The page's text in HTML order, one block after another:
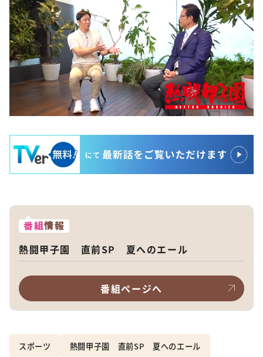
番組情報
熱闘甲子園 直前SP 夏へのエール
番組ページへ
スポーツ 熱闘甲子園 直前SP 夏へのエール